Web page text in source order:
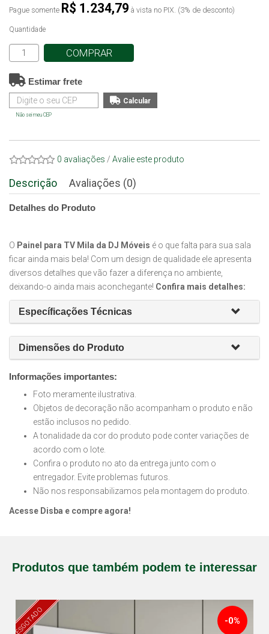
Pague somente R$ 1.234,79 à vista no PIX. (3% de desconto)
Quantidade
COMPRAR
Estimar frete
Não sei meu CEP
0 avaliações / Avalie este produto
Descrição Avaliações (0)
Detalhes do Produto
O Painel para TV Mila da DJ Móveis é o que falta para sua sala
ficar ainda mais bela! Com um design de qualidade ele apresenta
diversos detalhes que vão fazer a diferença no ambiente,
deixando-o ainda mais aconchegante! Confira mais detalhes:
Específicações Técnicas
Dimensões do Produto
Informações importantes:
Foto meramente ilustrativa.
Objetos de decoração não acompanham o produto e não
estão inclusos no pedido.
A tonalidade da cor do produto pode conter variações de
acordo com o lote.
Confira o produto no ato da entrega junto com o
entregador. Evite problemas futuros.
Não nos responsabilizamos pela montagem do produto.
Acesse Disba e compre agora!
Produtos que também podem te interessar
ESGOTADO -0%